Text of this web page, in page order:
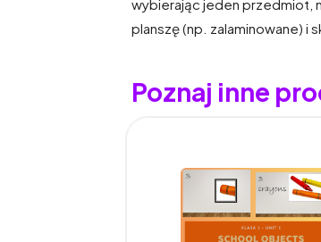
wybierając jeden przedmiot,
planszę (np. zalaminowane) i
Poznaj inne